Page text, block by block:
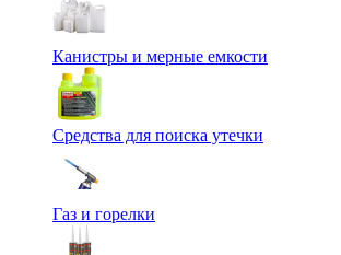
Канистры и мерные емкости
Средства для поиска утечки
Газ и горелки